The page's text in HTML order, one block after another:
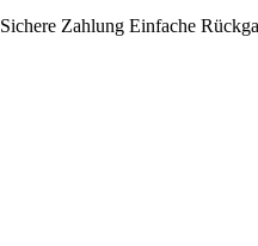
Sichere Zahlung Einfache